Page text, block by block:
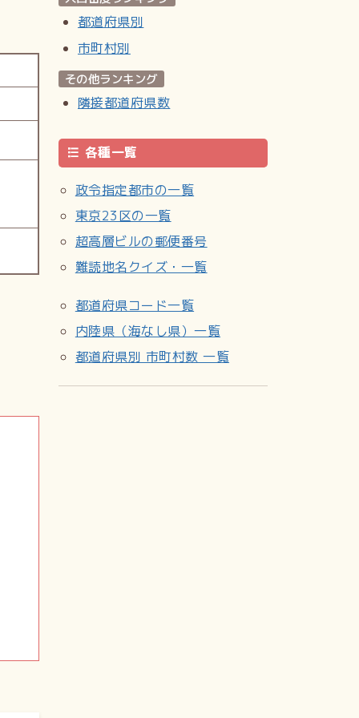
都道府県別
市町村別
その他ランキング
隣接都道府県数
各種一覧
政令指定都市の一覧
東京23区の一覧
超高層ビルの郵便番号
難読地名クイズ・一覧
都道府県コード一覧
内陸県（海なし県）一覧
都道府県別 市町村数 一覧